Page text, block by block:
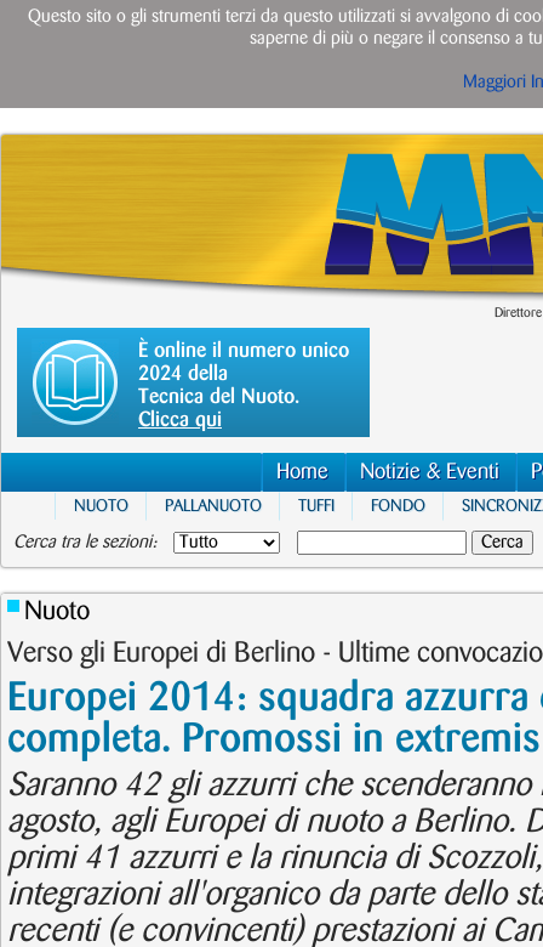
È online il numero unico
2024 della
Tecnica del Nuoto.
Clicca qui
Home Notizie & Eventi
NUOTO PALLANUOTO TUFFI FONDO
Cerca tra le sezioni:
Nuoto
Verso gli Europei di Berlino - Ultime
Europei 2014: squadra
completa. Promossi in
Saranno 42 gli azzurri che
agosto, agli Europei di nuoto a Berlino.
primi 41 azzurri e la rinuncia di
integrazioni all'organico da parte dello
recenti (e convincenti) prestazioni ai
Questo sito o gli strumenti terzi da questo utilizzati si avvalgono di
saperne di più o negare il consenso a
Maggiori